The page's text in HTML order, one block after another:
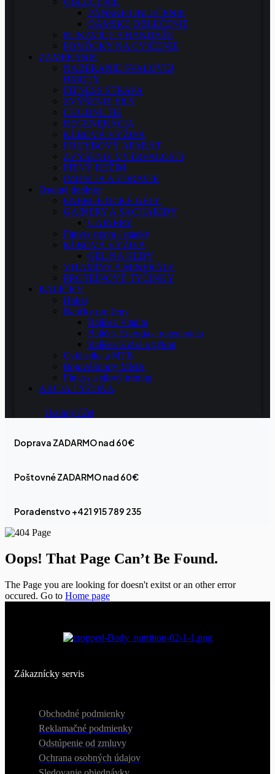
PÁNSKE OBLEČENIE
DÁMSKE OBLEČENIE
RUKAVICE A BANDÁŽE
POMÔCKY NA CVIČENIE
ZAMERANIE
NABERANIE SVALOVEJ
HMOTY
FITNESS STRAVA
ZVÝŠENIE SILY
CHUDNUTIE
REGENERÁCIA
KĹBOVÁ VÝŽIVA
POHYBOVÝ APARÁT
ZVÝŠENIE VYTRVALOSTI
PITNÝ REŽIM
IMUNITA A ZDRAVIE
Ostatné doplnky
ENERGETICKÉ GÉLY
GAINERY A SACHARIDY
GAINERY
Fitness strava / snacky
KĹBOVÁ VÝŽIVA
GEL NA KĽBY
VITAMÍNY A MINERÁLY
PROTEÍNOVÉ TYČINKY
BALÍČKY
Hokej
Balíčky pre ženy
Balíček Vitalita
Balíček Energia a regenerácia
Balíček Krása a výkon
Cyklistika a MTB
Bojové športy MMA
Fitness a silový tréning
AKCIA TÝŽDŇA
Osobný účet
Doprava ZADARMO nad 60€
Poštovné ZADARMO nad 60€
Poradenstvo +421 915 789 235
Oops! That Page Can’t Be Found.
The Page you are looking for doesn't exitst or an other error
occured. Go to Home page
Zákaznícky servis
Obchodné podmienky
Reklamačné podmienky
Odstúpenie od zmluvy
Ochrana osobných údajov